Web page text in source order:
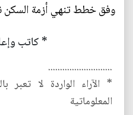
وفق خطط تنهي أزمة السكن
* كاتب
...........................
* الآراء الواردة لا تعبر
المعلوماتية